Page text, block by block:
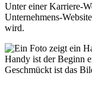
Unter einer Karriere-
Unternehmens-
wird.